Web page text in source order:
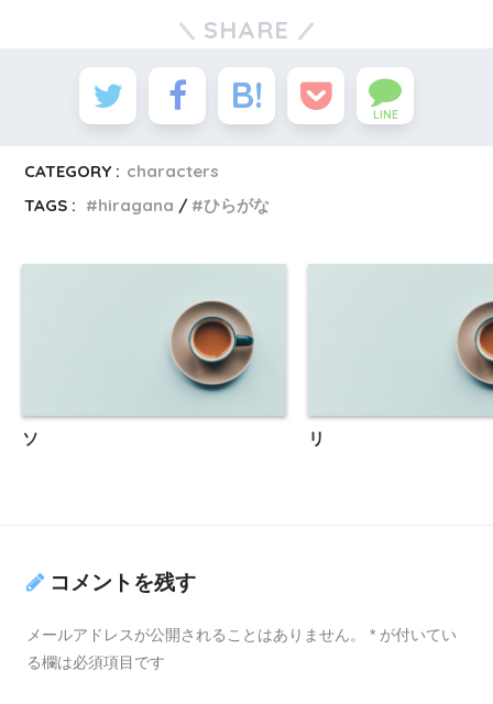
SHARE
LINE
CATEGORY : characters
TAGS :
hiragana ひらがな
ソ リ
コメントを残す
メールアドレスが公開されることはありません。 * が付いてい
る欄は必須項目です